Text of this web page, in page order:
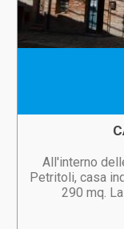
All'interno
Petritoli, casa
290 mq.